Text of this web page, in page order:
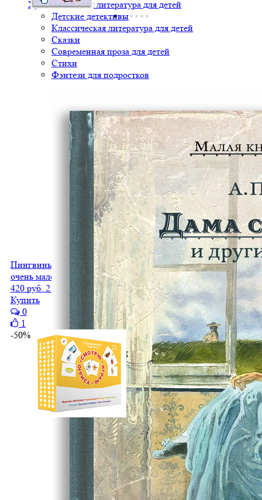
Художественная литература для детей
Детские детективы
Классическая литература для детей
Сказки
Современная проза для детей
Стихи
Фэнтези для подростков
Пингвины учат алфавит
очень мало
420 руб. 210 руб.
Купить
0
1
-50%